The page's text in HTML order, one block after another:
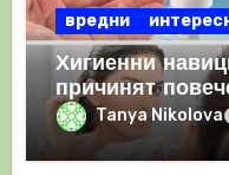
вредни
Хигиенни
причинят
ползаTanya Nikolova